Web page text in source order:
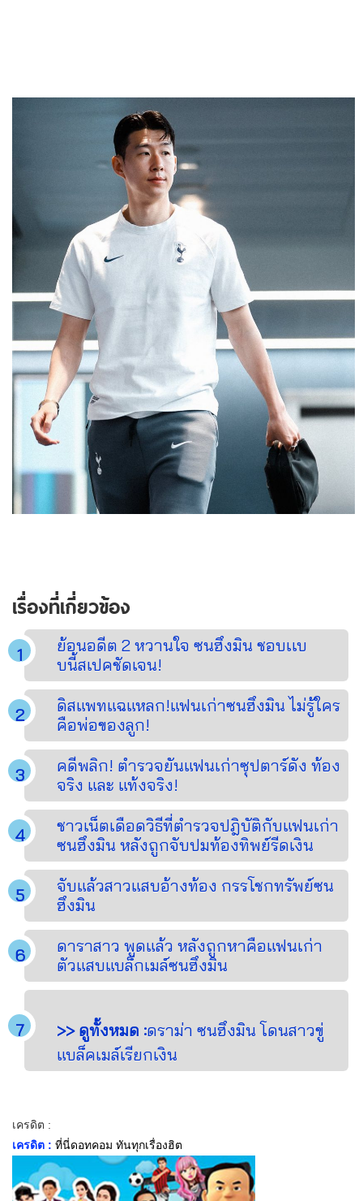
เรื่องที่เกี่ยวข้อง
ย้อนอดีต 2 หวานใจ ซนฮึงมิน ชอบเเบ
บนี้สเปคชัดเจน!
ดิสแพทแฉแหลก!แฟนเก่าซนฮึงมิน ไม่รู้ใคร
คือพ่อของลูก!
คดีพลิก! ตำรวจยันแฟนเก่าซุปตาร์ดัง ท้อง
จริง และ แท้งจริง!
ชาวเน็ตเดือดวิธีที่ตำรวจปฎิบัติกับแฟนเก่า
ซนฮึงมิน หลังถูกจับปมท้องทิพย์รีดเงิน
จับแล้วสาวแสบอ้างท้อง กรรโชกทรัพย์ซน
ฮึงมิน
ดาราสาว พูดแล้ว หลังถูกหาคือแฟนเก่า
ตัวแสบแบล็กเมล์ซนฮึงมิน
>> ดูทั้งหมด :ดราม่า ซนฮึงมิน โดนสาวขู่
แบล็คเมล์เรียกเงิน
เครดิต :
เครดิต : ที่นี่ดอทคอม ทันทุกเรื่องฮิต